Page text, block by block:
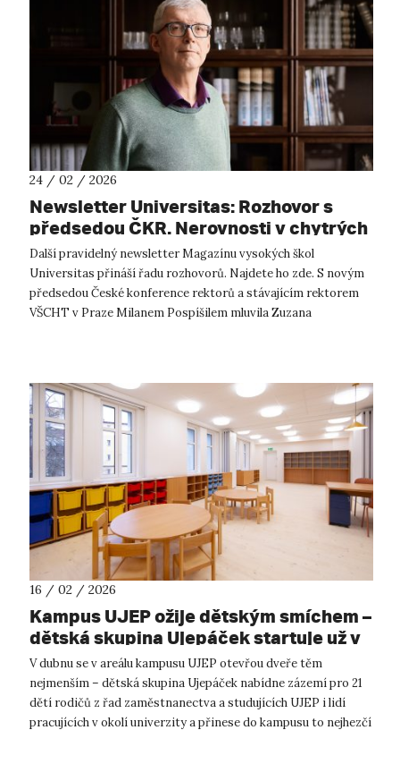
24 / 02 / 2026
Newsletter Universitas: Rozhovor s
předsedou ČKR. Nerovnosti v chytrých
domácnostech. Večerníček
Další pravidelný newsletter Magazínu vysokých škol
Universitas přináší řadu rozhovorů. Najdete ho zde. S novým
předsedou České konference rektorů a stávajícím rektorem
VŠCHT v Praze Milanem Pospíšilem mluvila Zuzana
16 / 02 / 2026
Kampus UJEP ožije dětským smíchem –
dětská skupina Ujepáček startuje už v
dubnu
V dubnu se v areálu kampusu UJEP otevřou dveře těm
nejmenším – dětská skupina Ujepáček nabídne zázemí pro 21
dětí rodičů z řad zaměstnanectva a studujících UJEP i lidí
pracujících v okolí univerzity a přinese do kampusu to nejhezčí